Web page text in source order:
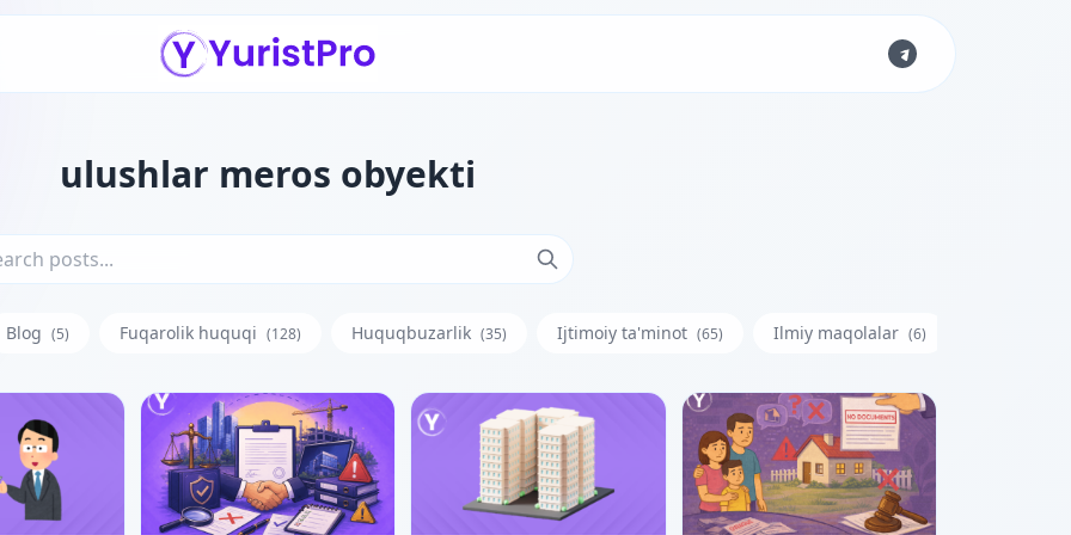
ulushlar meros obyekti
Blog (5) Fuqarolik huquqi (128) Huquqbuzarlik (35) Ijtimoiy ta'minot (65) Ilmiy maqolalar (6)